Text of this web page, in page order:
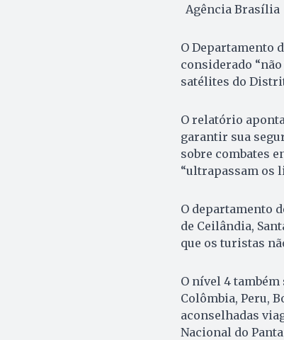
Agência Brasília
O Departamento
considerado
satélites do
O relatório
garantir sua
sobre combates
“ultrapassam os
O departamento
de Ceilândia,
que os turistas
O nível 4
Colômbia, Peru,
aconselhadas
Nacional do